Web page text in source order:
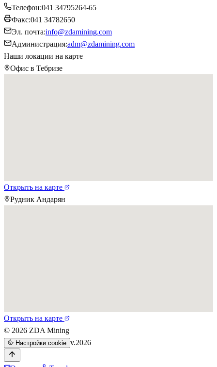
Телефон:041 34795264-65
Факс:041 34782650
Эл. почта:info@zdamining.com
Администрация:adm@zdamining.com
Наши локации на карте
Офис в Тебризе
Открыть на карте
Рудник Андарян
Открыть на карте
© 2026 ZDA Mining
Настройки cookie v.2026